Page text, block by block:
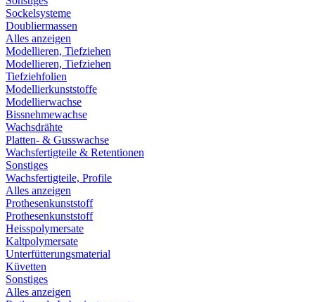
Sockelsysteme
Doubliermassen
Alles anzeigen
Modellieren, Tiefziehen
Modellieren, Tiefziehen
Tiefziehfolien
Modellierkunststoffe
Modellierwachse
Bissnehmewachse
Wachsdrähte
Platten- & Gusswachse
Wachsfertigteile & Retentionen
Sonstiges
Wachsfertigteile, Profile
Alles anzeigen
Prothesenkunststoff
Prothesenkunststoff
Heisspolymersate
Kaltpolymersate
Unterfütterungsmaterial
Küvetten
Sonstiges
Alles anzeigen